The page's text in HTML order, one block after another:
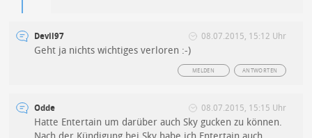
Devil97 08.07.2015, 15:12 Uhr
Geht ja nichts wichtiges verloren :-)
ANTWORTEN
MELDEN
Odde 08.07.2015, 15:15 Uhr
Hatte Entertain um darüber auch Sky gucken zu können.